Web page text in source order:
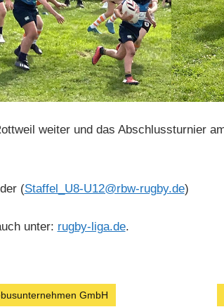
weiter und das Abschlussturnier
(Staffel_U8-U12@rbw-rugby.de)
unter: rugby-liga.de.
GmbH